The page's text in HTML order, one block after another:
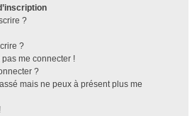
?
?
me connecter !
?
mais ne peux à présent plus me